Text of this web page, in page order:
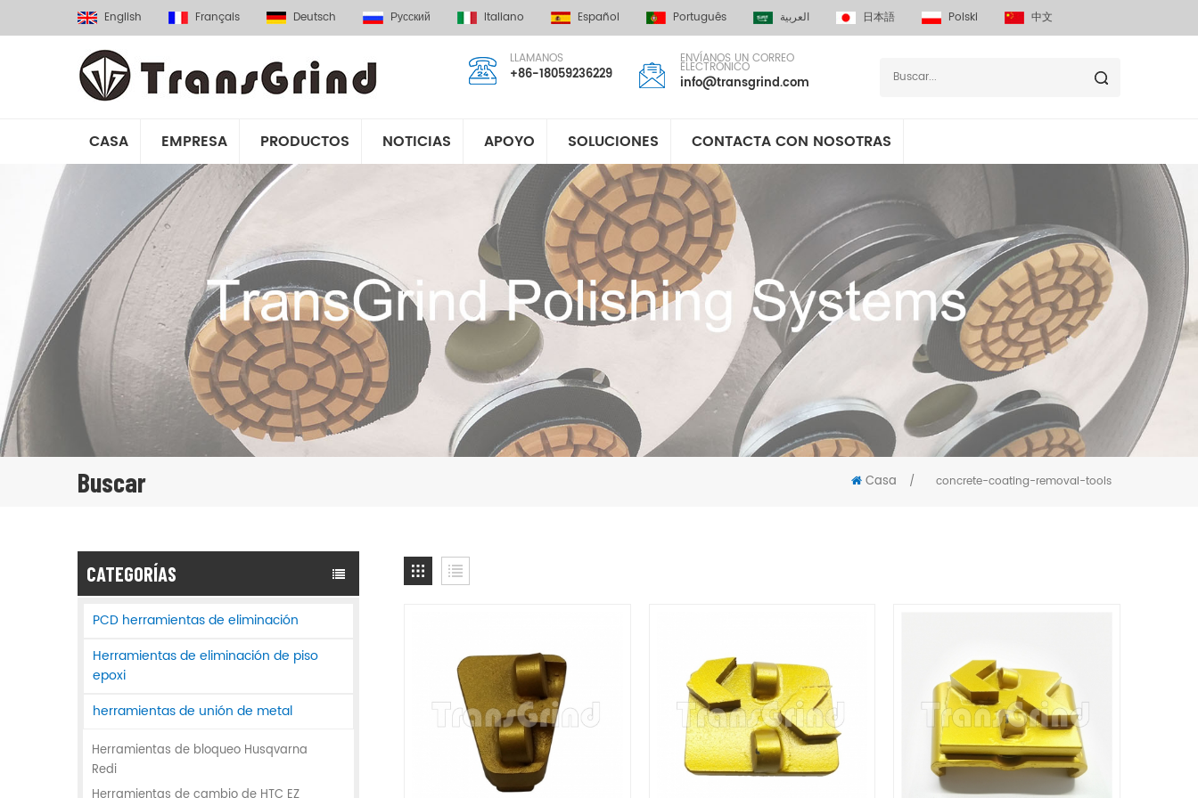
English Français Deutsch Русский Italiano Español Português العربية 日本語 Polski 中文
LLAMANOS
+86-18059236229
ENVÍANOS UN CORREO
ELECTRÓNICO
info@transgrind.com
CASA EMPRESA PRODUCTOS NOTICIAS APOYO SOLUCIONES CONTACTA CON NOSOTRAS
Buscar Casa / concrete-coating-removal-tools
CATEGORÍAS
PCD herramientas de eliminación
Herramientas de eliminación de piso
epoxi
herramientas de unión de metal
Herramientas de bloqueo Husqvarna
Redi